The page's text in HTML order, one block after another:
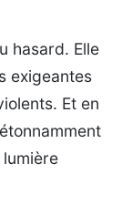
hasard. Elle
exigeantes
Et en